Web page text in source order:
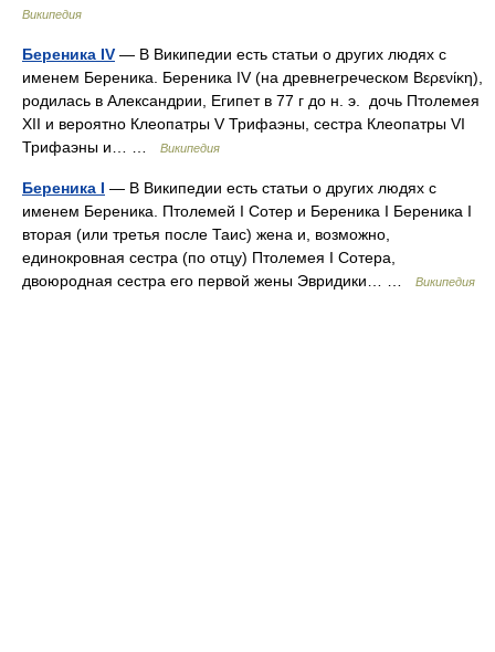
Википедия
Береника IV — В Википедии есть статьи о других людях с
именем Береника. Береника IV (на древнегреческом Βερενίκη),
родилась в Александрии, Египет в 77 г до н. э. дочь Птолемея
XII и вероятно Клеопатры V Трифаэны, сестра Клеопатры VI
Трифаэны и… …
Википедия
Береника I — В Википедии есть статьи о других людях с
именем Береника. Птолемей I Сотер и Береника I Береника I
вторая (или третья после Таис) жена и, возможно,
единокровная сестра (по отцу) Птолемея I Сотера,
двоюродная сестра его первой жены Эвридики… …
Википедия